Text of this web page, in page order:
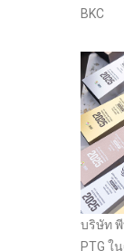
BKC
บริษัท
PTG ใ